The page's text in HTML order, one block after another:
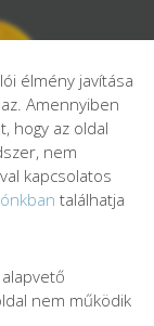
élmény javítása
Amennyiben
hogy az oldal
nem
kapcsolatos
találhatja
nem működik